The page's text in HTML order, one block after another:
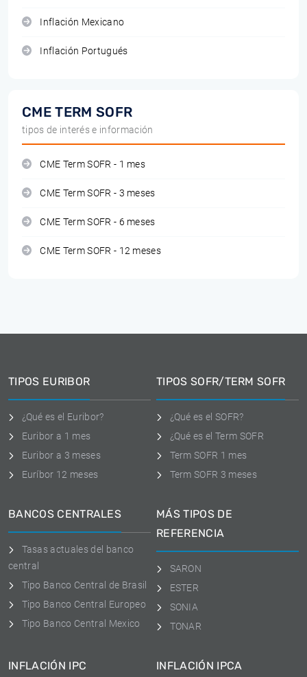
Inflación Mexicano
Inflación Portugués
CME TERM SOFR
tipos de interés e información
CME Term SOFR - 1 mes
CME Term SOFR - 3 meses
CME Term SOFR - 6 meses
CME Term SOFR - 12 meses
TIPOS EURIBOR
¿Qué es el Euribor?
Euribor a 1 mes
Euribor a 3 meses
Euríbor 12 meses
TIPOS SOFR/TERM SOFR
¿Qué es el SOFR?
¿Qué es el Term SOFR
Term SOFR 1 mes
Term SOFR 3 meses
BANCOS CENTRALES
Tasas actuales del banco
central
Tipo Banco Central de Brasil
Tipo Banco Central Europeo
Tipo Banco Central Mexico
MÁS TIPOS DE
REFERENCIA
SARON
ESTER
SONIA
TONAR
INFLACIÓN IPC INFLACIÓN IPCA